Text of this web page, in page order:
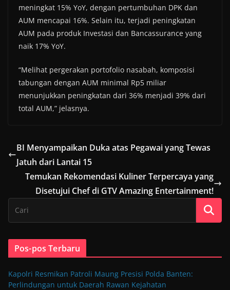
meningkat 15% YoY, dengan pertumbuhan DPK dan
AUM mencapai 16%. Selain itu, terjadi peningkatan
AUM pada produk Investasi dan Bancassurance yang
naik 17% YoY.
“Melihat pergerakan portofolio nasabah, komposisi
tabungan dengan AUM minimal Rp5 miliar
menunjukkan peningkatan dari 36% menjadi 39% dari
total AUM,” jelasnya.
BI Menyampaikan Duka atas Pegawai yang Tewas
Jatuh dari Lantai 15
Temukan Rekomendasi Kuliner Terpercaya yang
Disetujui Chef di GTV Amazing Entertainment!
Pos-pos Terbaru
Kapolri Resmikan Patroli Maung Presisi Polda Banten:
Perlindungan untuk Daerah Rawan Kejahatan